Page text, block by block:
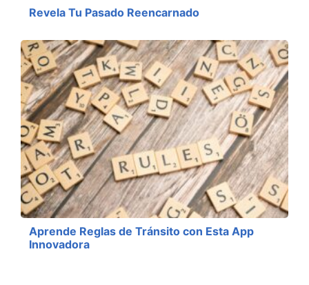
Revela Tu Pasado Reencarnado
Aprende Reglas de Tránsito con Esta App
Innovadora